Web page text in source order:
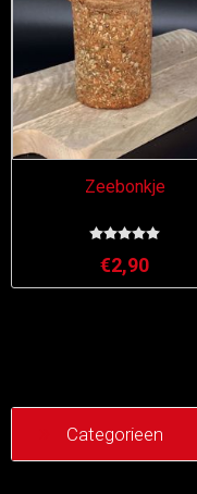
Zeebonkje
€2,90
Categorieen